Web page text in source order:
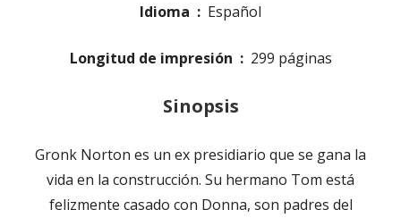
Idioma ‏ : ‎ Español
Longitud de impresión ‏ : ‎ 299 páginas
Sinopsis
Gronk Norton es un ex presidiario que se gana la
vida en la construcción. Su hermano Tom está
felizmente casado con Donna, son padres del